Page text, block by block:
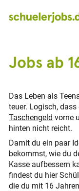
Jobs ab
Das Leben als
teuer. Logisch, dass
Taschengeld vorne
hinten nicht reicht.
Damit du ein paar
bekommst, wie du
Kasse aufbessern
findest du hier
die du mit 16 Jahren